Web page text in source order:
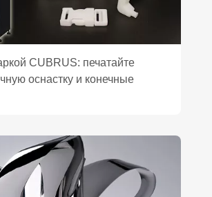
CUBRUS: печатайте
оснастку и конечные